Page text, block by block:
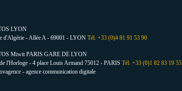
LYON
d'Algérie - Allée A - 69001 - LYONTél. +33 (0)4 81 91 53 90
Miwit PARIS GARE DE LYON
l'Horloge - 4 place Louis Armand 75012 - PARISTél. +33 (0)1 82 83 19 55